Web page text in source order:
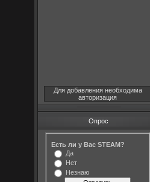
Для добавления необходима
авторизация
Опрос
Есть ли у Вас STEAM?
Да
Нет
Незнаю